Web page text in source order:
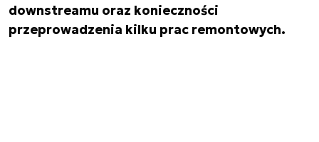
downstreamu oraz konieczności
przeprowadzenia kilku prac remontowych.